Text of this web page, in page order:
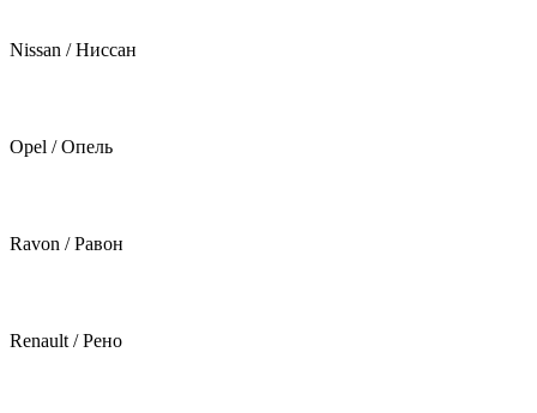
Nissan / Ниссан
Opel / Опель
Ravon / Равон
Renault / Рено